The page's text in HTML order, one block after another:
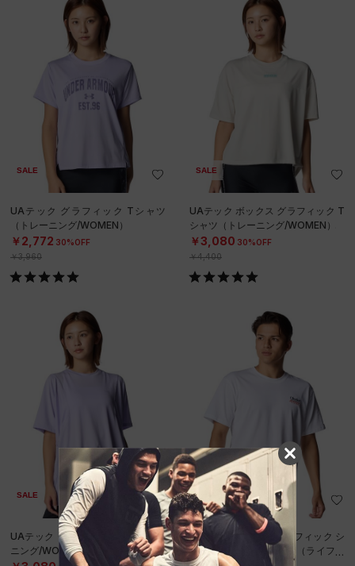
SALE
UAテック グラフィック Tシャツ
（トレーニング/WOMEN）
￥2,772 30%OFF
￥3,960
SALE
UAテック ボックス グラフィック T
シャツ（トレーニング/WOMEN）
￥3,080 30%OFF
￥4,400
SALE
UAテック タック Tシャツ（トレー
ニング/WOMEN）
SALE
UAヘビーウエイト グラフィック シ
ョートスリーブ Tシャツ（ライフス